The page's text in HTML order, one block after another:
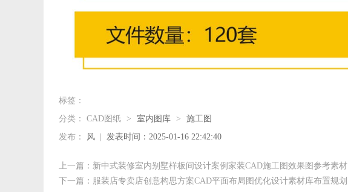
标签：
分类： CAD图纸 > 室内图库 >
施工图
发布：
风 发表时间：2025-01-16 22:42:40
上一篇：新中式装修室内别墅样板间设计案例家装CAD施工图效果图参考素材
下一篇：服装店专卖店创意构思方案CAD平面布局图优化设计素材库布置规划